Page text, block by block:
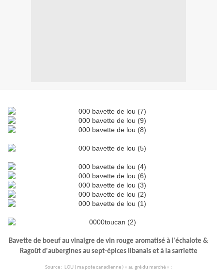
Bavette de boeuf au vinaigre de vin rouge aromatisé à l'échalote &
Ragoût d'aubergines au sept-épices libanais et à la sarriette
Source : LOU ( ma pote canadienne ) « au gré du marché » :